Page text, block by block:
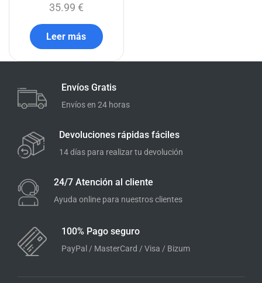
35.99 €
Leer más
Envíos Gratis
Envíos en 24 horas
Devoluciones rápidas fáciles
14 días para realizar tu devolución
24/7 Atención al cliente
Ayuda online para nuestros clientes
100% Pago seguro
PayPal / MasterCard / Visa / Bizum